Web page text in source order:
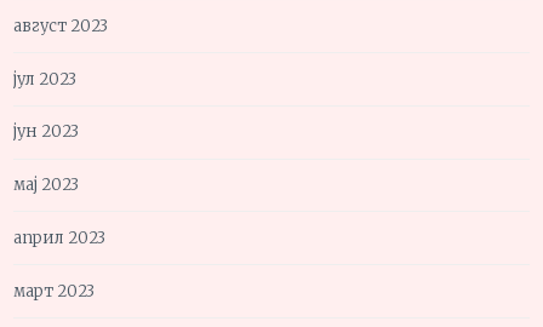
август 2023
јул 2023
јун 2023
мај 2023
април 2023
март 2023